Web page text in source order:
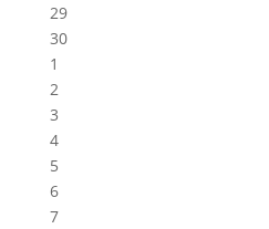
29
30
1
2
3
4
5
6
7